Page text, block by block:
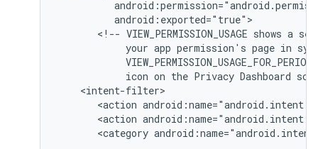
<!-- VIEW_PERMISSION_USAGE shows a
your app permission's page in
VIEW_PERMISSION_USAGE_FOR_PERIOD
icon on the Privacy Dashboard
<action
<action
<category